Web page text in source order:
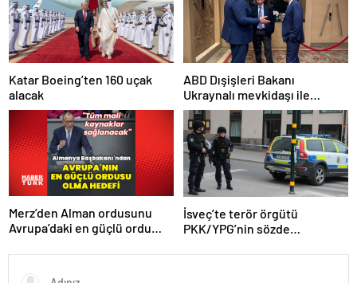
Katar Boeing’ten 160 uçak
alacak
ABD Dışişleri Bakanı
Ukraynalı mevkidaşı ile
görüştü
Merz’den Alman ordusunu
Avrupa’daki en güçlü ordu
İsveç’te terör örgütü
PKK/YPG’nin sözde